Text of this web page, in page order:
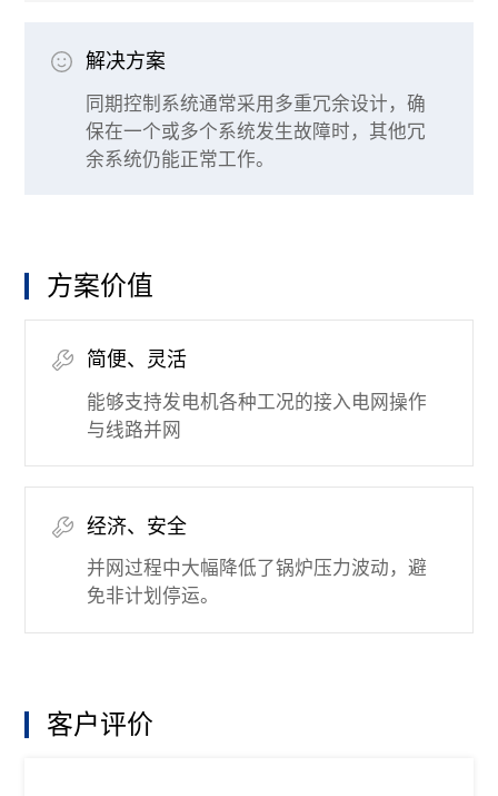
解决方案
同期控制系统通常采用多重冗余设计，确
保在一个或多个系统发生故障时，其他冗
余系统仍能正常工作。
方案价值
简便、灵活
能够支持发电机各种工况的接入电网操作
与线路并网
经济、安全
并网过程中大幅降低了锅炉压力波动，避
免非计划停运。
客户评价